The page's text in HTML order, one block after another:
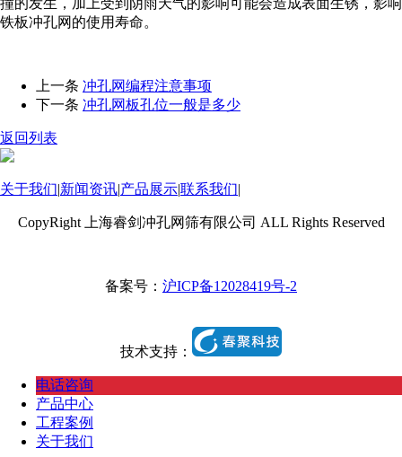
铁板冲孔网的使用寿命。
上一条 冲孔网编程注意事项
下一条 冲孔网板孔位一般是多少
返回列表
关于我们|新闻资讯|产品展示|联系我们|
CopyRight 上海睿剑冲孔网筛有限公司 ALL Rights Reserved
备案号： 沪ICP备12028419号-2
技术支持：
电话咨询
产品中心
工程案例
关于我们